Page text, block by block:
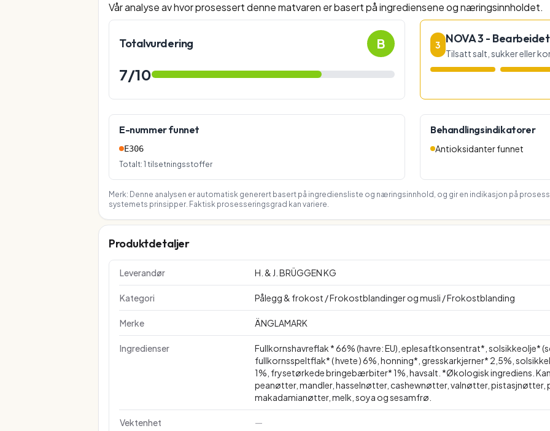
Vår analyse av hvor prosessert denne matvaren er basert på ingrediensene og næringsinnholdet.
Totalvurdering B
7/10
3 NOVA 3 - Bearbeidet
Tilsatt salt, sukker eller
E-nummer funnet
E306
Totalt: 1 tilsetningsstoffer
Behandlingsindikatorer
Antioksidanter funnet
Merk: Denne analysen er automatisk generert basert på ingrediensliste og næringsinnhold, og gir en indikasjon på
systemets prinsipper. Faktisk prosesseringsgrad kan variere.
Produktdetaljer
Leverandør H. & J. BRÜGGEN KG
Kategori Pålegg & frokost / Frokostblandinger og musli / Frokostblanding
Merke ÄNGLAMARK
Ingredienser
Fullkornshavreflak * 66% (havre: EU), eplesaftkonsentrat*, solsikkeolje*
fullkornsspeltflak* ( hvete ) 6%, honning*, gresskarkjerner* 2,5%,
1%, frysetørkede bringebærbiter* 1%, havsalt. *Økologisk ingrediens.
peanøtter, mandler, hasselnøtter, cashewnøtter, valnøtter, pistasjnøtter,
makadamianøtter, melk, soya og sesamfrø.
Vektenhet —